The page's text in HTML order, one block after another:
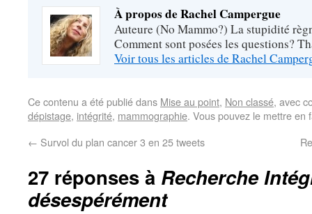
À propos de Rachel Campergue
Auteure (No Mammo?) La stupidité
Comment sont posées les questions?
Voir tous les articles de Rachel
Ce contenu a été publié dans Mise au point, Non classé, avec
dépistage, intégrité, mammographie. Vous pouvez le mettre en
← Survol du plan cancer 3 en 25 tweets
27 réponses à Recherche
désespérément